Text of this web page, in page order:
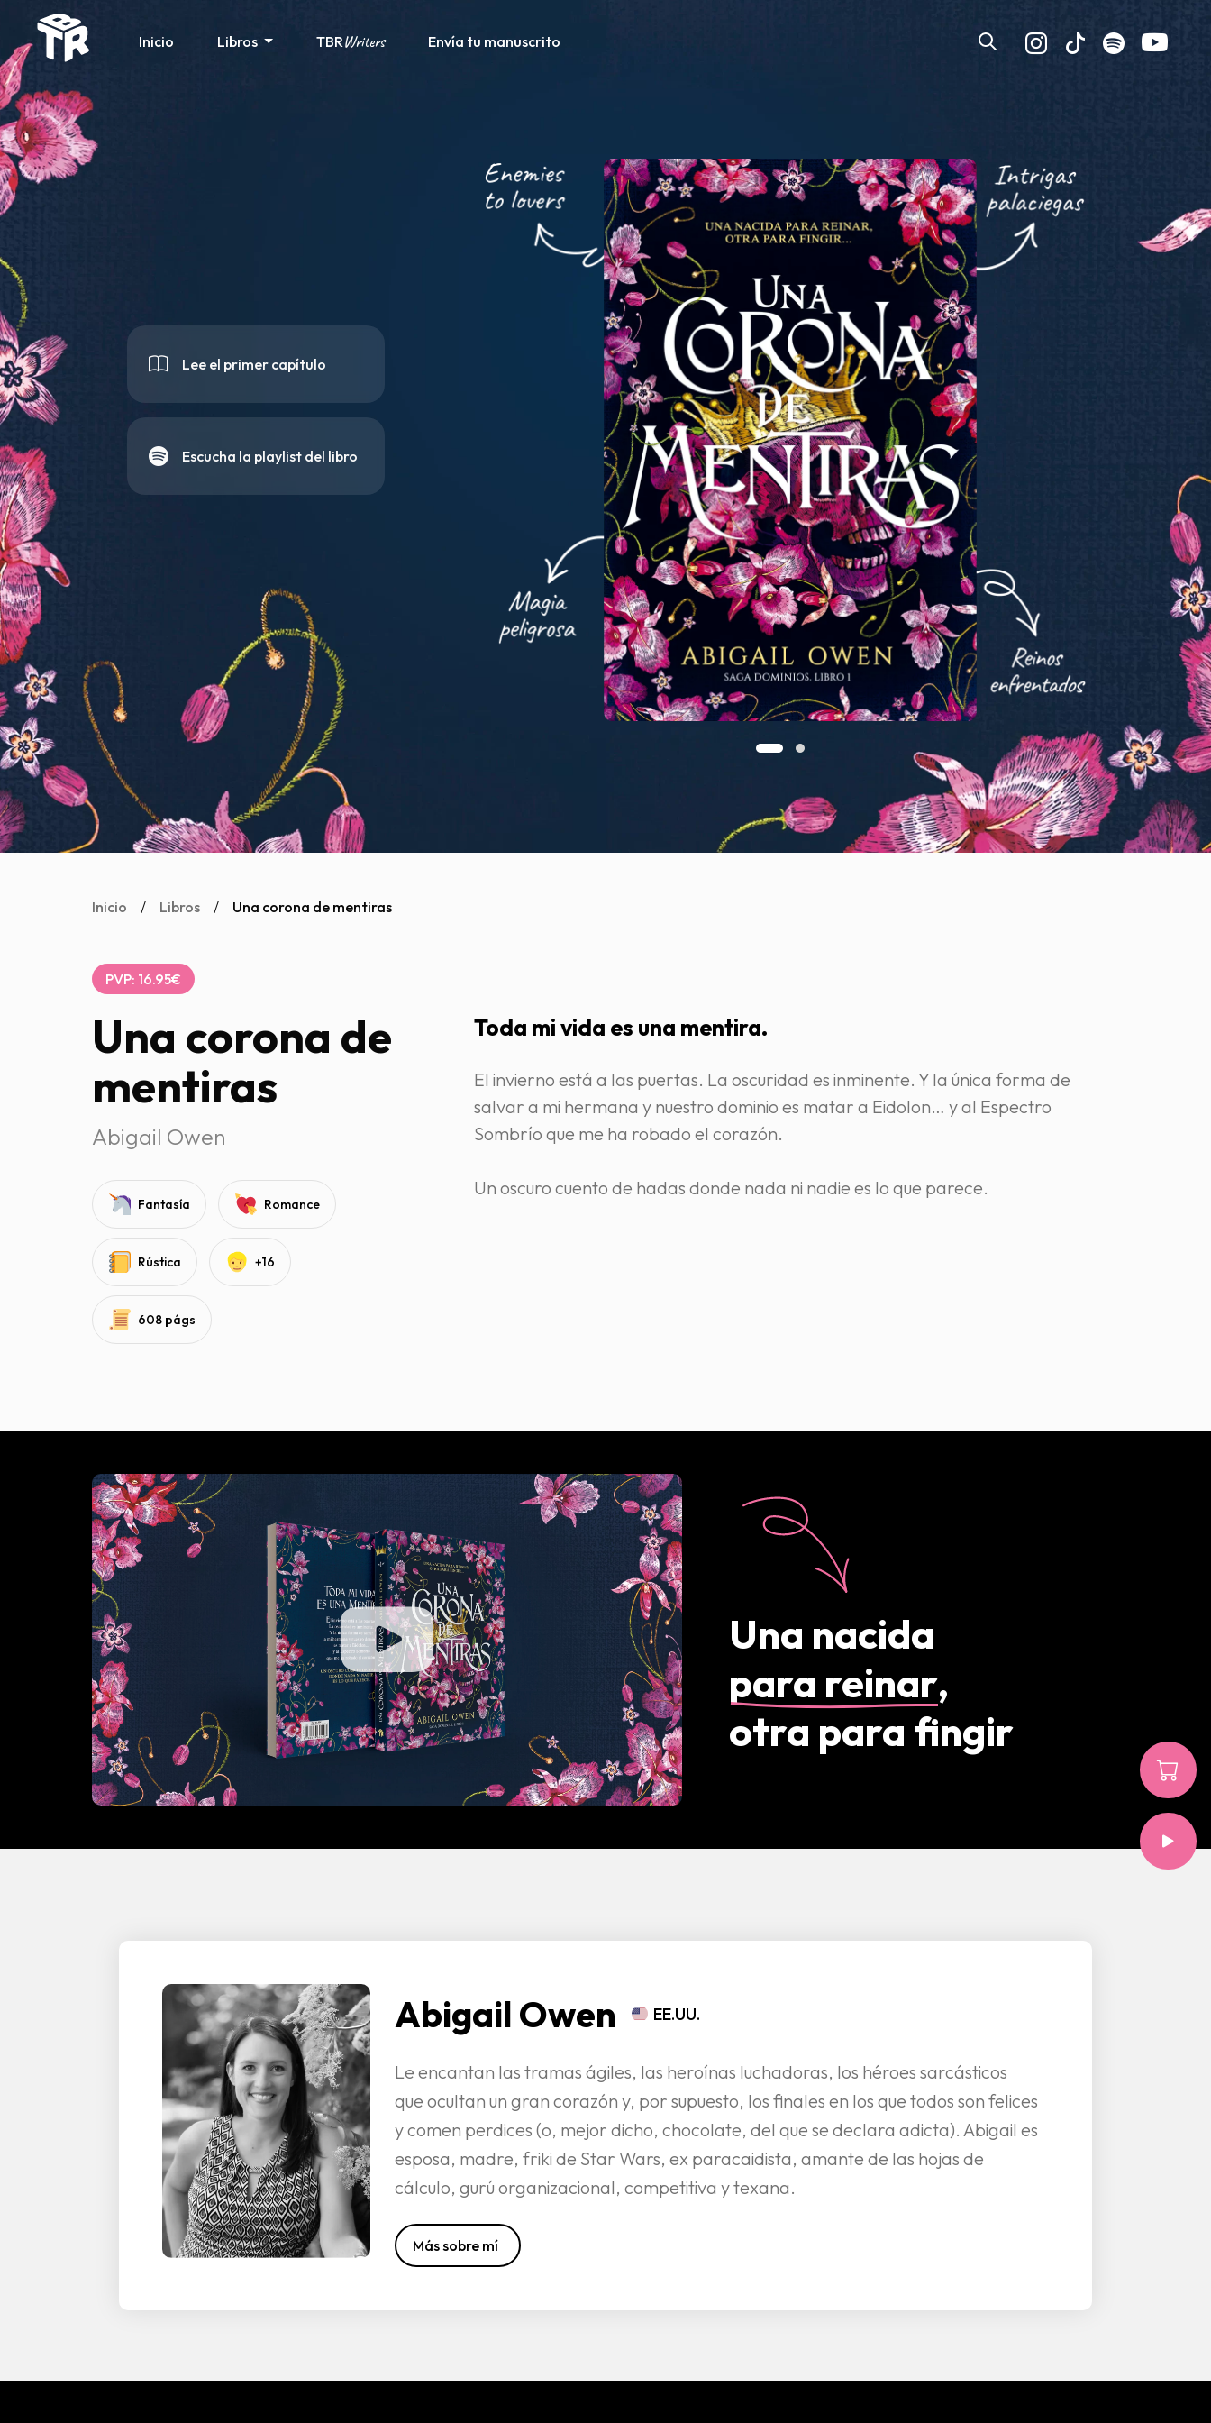
Inicio Libros TBRWriters Envía tu manuscrito
Lee el primer capítulo
Escucha la playlist del libro
Inicio / Libros / Una corona de mentiras
PVP: 16.95€
Una corona de
mentiras
Abigail Owen
Fantasía Romance
Rústica +16
608 págs
Toda mi vida es una mentira.
El invierno está a las puertas. La oscuridad es inminente. Y la única forma de
salvar a mi hermana y nuestro dominio es matar a Eidolon… y al Espectro
Sombrío que me ha robado el corazón.
Un oscuro cuento de hadas donde nada ni nadie es lo que parece.
Una nacida
para reinar,
otra para fingir
Abigail Owen EE.UU.
Le encantan las tramas ágiles, las heroínas luchadoras, los héroes sarcásticos
que ocultan un gran corazón y, por supuesto, los finales en los que todos son felices
y comen perdices (o, mejor dicho, chocolate, del que se declara adicta). Abigail es
esposa, madre, friki de Star Wars, ex paracaidista, amante de las hojas de
cálculo, gurú organizacional, competitiva y texana.
Más sobre mí